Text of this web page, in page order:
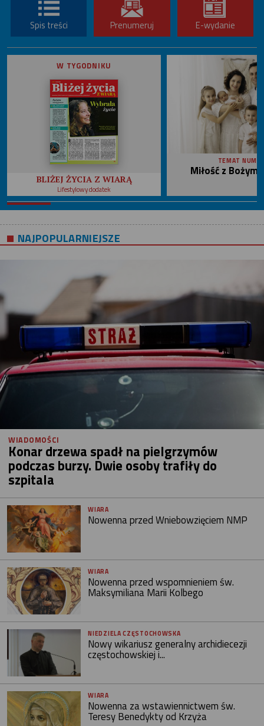
Spis treści Prenumeruj E-wydanie
W TYGODNIKU
BLIŻEJ ŻYCIA Z WIARĄ
Lifestylowy dodatek
TEMAT
Miłość z
NAJPOPULARNIEJSZE
WIADOMOŚCI
Konar drzewa spadł na pielgrzymów
podczas burzy. Dwie osoby trafiły do
szpitala
WIARA
Nowenna przed Wniebowzięciem NMP
WIARA
Nowenna przed wspomnieniem św.
Maksymiliana Marii Kolbego
NIEDZIELA CZĘSTOCHOWSKA
Nowy wikariusz generalny archidiecezji
częstochowskiej i...
WIARA
Nowenna za wstawiennictwem św.
Teresy Benedykty od Krzyża